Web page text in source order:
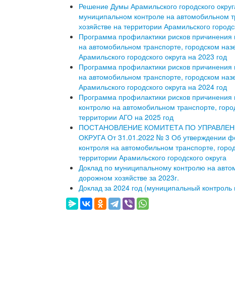
Решение Думы Арамильского городского
муниципальном контроле на автомобильном
хозяйстве на территории Арамильского
Программа профилактики рисков
на автомобильном транспорте, городском
Арамильского городского округа на 2023 год
Программа профилактики рисков
на автомобильном транспорте, городском
Арамильского городского округа на 2024 год
Программа профилактики рисков
контролю на автомобильном транспорте,
территории АГО на 2025 год
ПОСТАНОВЛЕНИЕ КОМИТЕТА ПО
ОКРУГА От 31.01.2022 № 3 Об утверждении
контроля на автомобильном транспорте,
территории Арамильского городского округа
Доклад по муниципальному контролю на
дорожном хозяйстве за 2023г.
Доклад за 2024 год (муниципальный